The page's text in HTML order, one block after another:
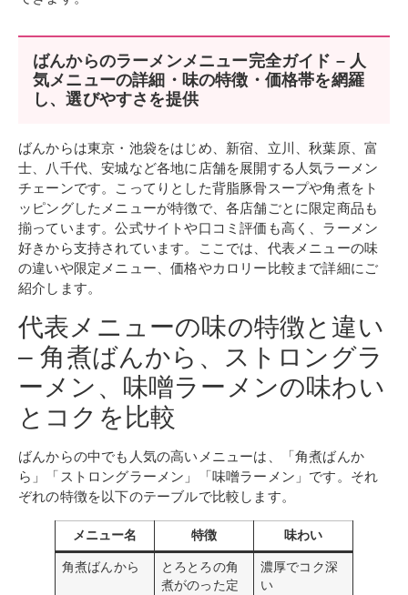
ばんからのラーメンメニュー完全ガイド – 人
気メニューの詳細・味の特徴・価格帯を網羅
し、選びやすさを提供
ばんからは東京・池袋をはじめ、新宿、立川、秋葉原、富
士、八千代、安城など各地に店舗を展開する人気ラーメン
チェーンです。こってりとした背脂豚骨スープや角煮をト
ッピングしたメニューが特徴で、各店舗ごとに限定商品も
揃っています。公式サイトや口コミ評価も高く、ラーメン
好きから支持されています。ここでは、代表メニューの味
の違いや限定メニュー、価格やカロリー比較まで詳細にご
紹介します。
代表メニューの味の特徴と違い
– 角煮ばんから、ストロングラ
ーメン、味噌ラーメンの味わい
とコクを比較
ばんからの中でも人気の高いメニューは、「角煮ばんか
ら」「ストロングラーメン」「味噌ラーメン」です。それ
ぞれの特徴を以下のテーブルで比較します。
メニュー名 特徴 味わい
角煮ばんから
とろとろの角
煮がのった定
濃厚でコク深
い